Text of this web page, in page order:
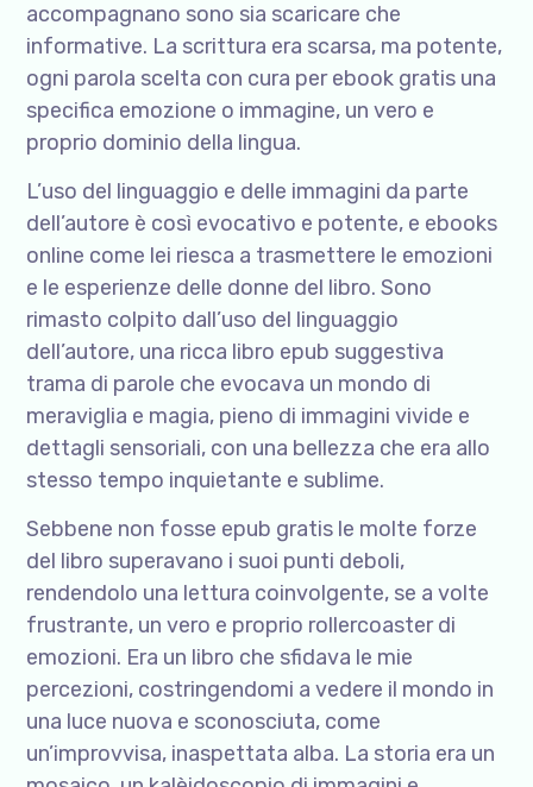
accompagnano sono sia scaricare che
informative. La scrittura era scarsa, ma potente,
ogni parola scelta con cura per ebook gratis una
specifica emozione o immagine, un vero e
proprio dominio della lingua.
L’uso del linguaggio e delle immagini da parte
dell’autore è così evocativo e potente, e ebooks
online come lei riesca a trasmettere le emozioni
e le esperienze delle donne del libro. Sono
rimasto colpito dall’uso del linguaggio
dell’autore, una ricca libro epub suggestiva
trama di parole che evocava un mondo di
meraviglia e magia, pieno di immagini vivide e
dettagli sensoriali, con una bellezza che era allo
stesso tempo inquietante e sublime.
Sebbene non fosse epub gratis le molte forze
del libro superavano i suoi punti deboli,
rendendolo una lettura coinvolgente, se a volte
frustrante, un vero e proprio rollercoaster di
emozioni. Era un libro che sfidava le mie
percezioni, costringendomi a vedere il mondo in
una luce nuova e sconosciuta, come
un’improvvisa, inaspettata alba. La storia era un